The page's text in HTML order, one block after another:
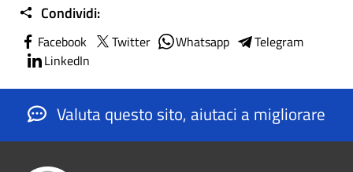
Condividi:
Facebook Twitter Whatsapp
Telegram
LinkedIn
Valuta questo sito, aiutaci a migliorare